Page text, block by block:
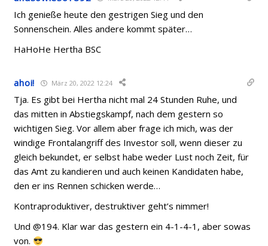
Ich genieße heute den gestrigen Sieg und den
Sonnenschein. Alles andere kommt später…
HaHoHe Hertha BSC
ahoi! März 20, 2022 12:24
Tja. Es gibt bei Hertha nicht mal 24 Stunden Ruhe, und
das mitten in Abstiegskampf, nach dem gestern so
wichtigen Sieg. Vor allem aber frage ich mich, was der
windige Frontalangriff des Investor soll, wenn dieser zu
gleich bekundet, er selbst habe weder Lust noch Zeit, für
das Amt zu kandieren und auch keinen Kandidaten habe,
den er ins Rennen schicken werde…
Kontraproduktiver, destruktiver geht’s nimmer!
Und @194. Klar war das gestern ein 4-1-4-1, aber sowas
von.